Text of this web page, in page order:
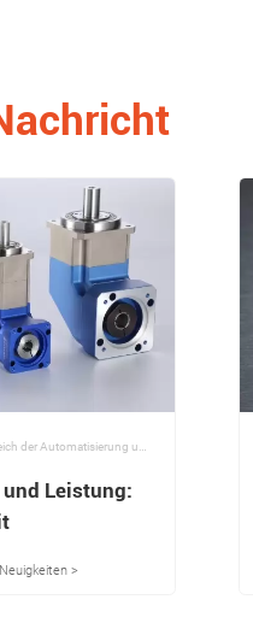
Im Bereich der Automatisierung und Präzisionstechnik hat sich die Kombination von Schrittmotoren und Planetengetrieben als bahnbrechend erwiesen. Diese Synergie steigert nicht nur die Leistung, sondern optimiert auch die Effizienz in verschiedensten Anwendungen. | 17/03/2026
Leistung:
>